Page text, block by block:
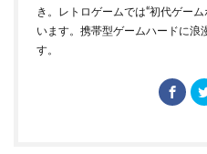
き。レトロゲームでは“初代ゲー
います。携帯型ゲームハードに浪
す。